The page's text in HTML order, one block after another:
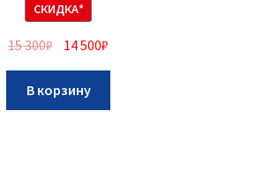
СКИДКА*
15 300₽ 14 500₽
В корзину